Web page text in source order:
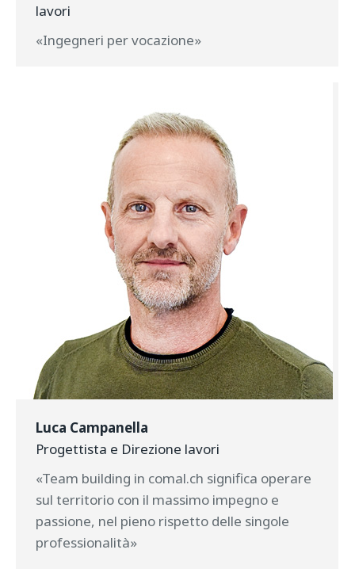
lavori
«Ingegneri per vocazione»
Luca Campanella
Progettista e Direzione lavori
«Team building in comal.ch significa operare
sul territorio con il massimo impegno e
passione, nel pieno rispetto delle singole
professionalità»